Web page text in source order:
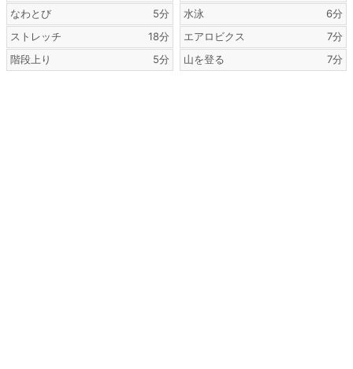
なわとび
5分
ストレッチ
18分
階段上り
5分
水泳
6分
エアロビクス
7分
山を登る
7分